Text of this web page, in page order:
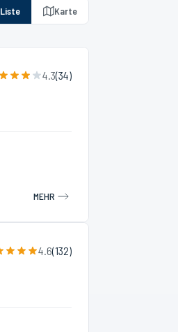
Liste Karte
4.3(34)
MEHR
4.6(132)